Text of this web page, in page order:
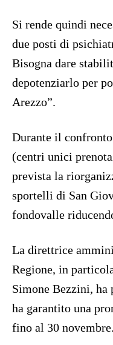
Si rende quindi
due posti di
Bisogna dare
depotenziarlo per
Arezzo”.
Durante il
(centri unici
prevista la
sportelli di San
fondovalle
La direttrice
Regione, in
Simone Bezzini, ha
ha garantito una
fino al 30 novembre.